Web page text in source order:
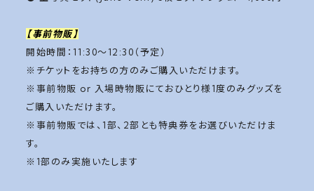
【事前物販】
開始時間：11:30〜12:30（予定）
※チケットをお持ちの方のみご購入いただけます。
※事前物販 or 入場時物販にておひとり様1度のみグッズを
ご購入いただけます。
※事前物販では、1部、2部とも特典券をお選びいただけま
す。
※1部のみ実施いたします